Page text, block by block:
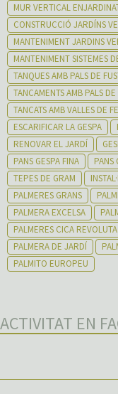
MUR VERTICAL
CONSTRUCCIÓ JARDÍNS
MANTENIMENT JARDINS
MANTENIMENT SISTEMES
TANQUES AMB PALS DE
TANCAMENTS AMB PALS
TANCATS AMB VALLES DE
ESCARIFICAR LA GESPA
RENOVAR EL JARDÍ
PANS GESPA FINA
PANS
TEPES DE GRAM
PALMERES GRANS
PALMERA EXCELSA
PALMERES CICA REVOLUTA
PALMERA DE JARDÍ
PALMITO EUROPEU
ACTIVITAT EN